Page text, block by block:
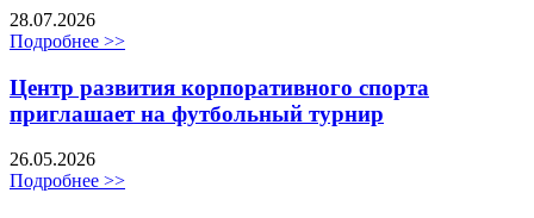
28.07.2026
Подробнее >>
Центр развития корпоративного спорта
приглашает на футбольный турнир
26.05.2026
Подробнее >>